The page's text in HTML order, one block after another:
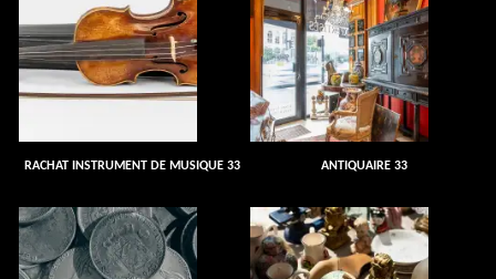
RACHAT INSTRUMENT DE MUSIQUE 33 ANTIQUAIRE 33